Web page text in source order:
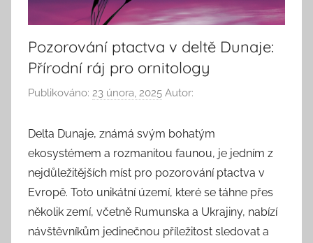
Pozorování ptactva v deltě Dunaje:
Přírodní ráj pro ornitology
Publikováno: 23 února, 2025 Autor:
Delta Dunaje, známá svým bohatým
ekosystémem a rozmanitou faunou, je jedním z
nejdůležitějších míst pro pozorování ptactva v
Evropě. Toto unikátní území, které se táhne přes
několik zemí, včetně Rumunska a Ukrajiny, nabízí
návštěvníkům jedinečnou příležitost sledovat a